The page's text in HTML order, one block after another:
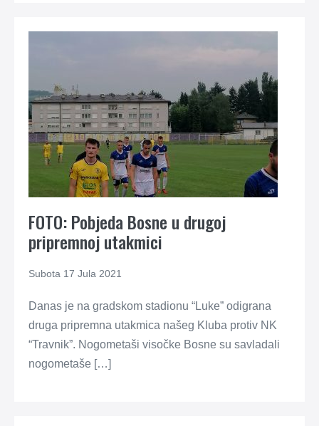
FOTO: Pobjeda Bosne u drugoj
pripremnoj utakmici
Subota 17 Jula 2021
Danas je na gradskom stadionu “Luke” odigrana
druga pripremna utakmica našeg Kluba protiv NK
“Travnik”. Nogometaši visočke Bosne su savladali
nogometaše […]